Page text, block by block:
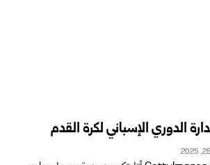
الدوري الإسباني لكرة القدم